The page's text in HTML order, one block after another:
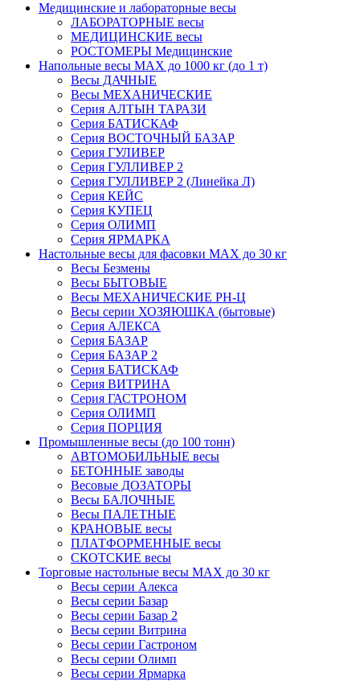
Медицинские и лабораторные весы
ЛАБОРАТОРНЫЕ весы
МЕДИЦИНСКИЕ весы
РОСТОМЕРЫ Медицинские
Напольные весы MAX до 1000 кг (до 1 т)
Весы ДАЧНЫЕ
Весы МЕХАНИЧЕСКИЕ
Серия АЛТЫН ТАРАЗИ
Серия БАТИСКАФ
Серия ВОСТОЧНЫЙ БАЗАР
Серия ГУЛИВЕР
Серия ГУЛЛИВЕР 2
Серия ГУЛЛИВЕР 2 (Линейка Л)
Серия КЕЙС
Серия КУПЕЦ
Серия ОЛИМП
Серия ЯРМАРКА
Настольные весы для фасовки MAX до 30 кг
Весы Безмены
Весы БЫТОВЫЕ
Весы МЕХАНИЧЕСКИЕ РН-Ц
Весы серии ХОЗЯЮШКА (бытовые)
Серия АЛЕКСА
Серия БАЗАР
Серия БАЗАР 2
Серия БАТИСКАФ
Серия ВИТРИНА
Серия ГАСТРОНОМ
Серия ОЛИМП
Серия ПОРЦИЯ
Промышленные весы (до 100 тонн)
АВТОМОБИЛЬНЫЕ весы
БЕТОННЫЕ заводы
Весовые ДОЗАТОРЫ
Весы БАЛОЧНЫЕ
Весы ПАЛЕТНЫЕ
КРАНОВЫЕ весы
ПЛАТФОРМЕННЫЕ весы
СКОТСКИЕ весы
Торговые настольные весы MAX до 30 кг
Весы серии Алекса
Весы серии Базар
Весы серии Базар 2
Весы серии Витрина
Весы серии Гастроном
Весы серии Олимп
Весы серии Ярмарка